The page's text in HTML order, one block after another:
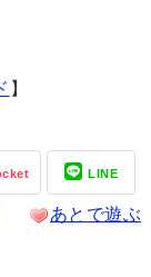
】
LINE
あとで遊ぶ